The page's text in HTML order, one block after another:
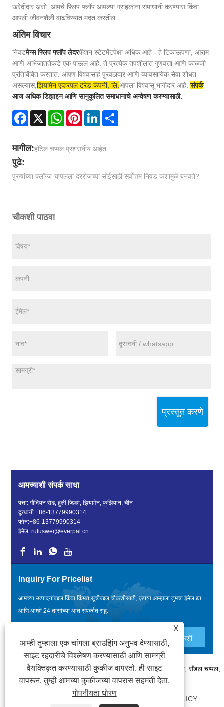
खरेदीदार असो, आमचे फ्लिप फ्लॉप आपल्या ग्राहकांना समाधानी करण्यास किंवा
आपली जीवनशैली वाढविण्यात मदत करतील.
अंतिम विचार
निवडमेन्स फ्लिप फ्लॉप लेदरफॅशन स्टेटमेंटपेक्षा अधिक आहे - हे टिकाऊपणा, आराम
आणि अभिजाततेकडे एक पाऊल आहे. ते प्रत्येक तपशीलात गुणवत्ता आणि काळजी
प्रतिबिंबित करतात. आपण विश्वासार्ह पुरवठादार आणि व्यावसायिक सेवा शोधत
असल्यास,झियामेन एव्हरपल ट्रेड कंपनी, लि.आपला विश्वासू भागीदार आहे.संपर्क
आज अधिक डिझाइन आणि सानुकूलित समाधानाचे अन्वेषण करण्यासाठी.
Facebook
X WhatsAppPinterestLinkedIn
मागील:हॉटेल चप्पल प्रशंसनीय आहेत
पुढे:
पुरुषांच्या क्लॉग्ज चप्पलला दररोजच्या सोईसाठी सर्वोत्तम निवड कशामुळे बनवते?
चौकशी पाठवा
प्रस्तुत करणे
आमच्याशी संपर्क साधा
पत्ता: गौदियन रोड, हुली जिल्हा, झियामेन, फुझियान, चीन
दूरध्वनी:+86-13779990314
फोन:+86-13779990314
ईमेल:rufuswei@everpal.cn
Inquiry For Pricelist
आमच्या उत्पादनांबद्दल किंवा किंमत सूचीबद्दल चौकशीसाठी, कृपया आम्हाला तुमचा ईमेल द्या
आणि आम्ही 24 तासांच्या आत संपर्कात राहू.
कॉपीराइट © 2022 झियामेन एव्हरपल ट्रेड कंपनी, लिमिटेड - फ्लिप फ्लॉप, सँडल चप्पल,
स्लाइड्स चप्पल - सर्व हक्क राखीव आहेत.
SITEMAP|RSS|XML PRIVACY POLICY
X
आम्ही तुम्हाला एक चांगला ब्राउझिंग अनुभव देण्यासाठी,
साइट रहदारीचे विश्लेषण करण्यासाठी आणि सामग्री
वैयक्तिकृत करण्यासाठी कुकीज वापरतो. ही साइट
वापरून, तुम्ही आमच्या कुकीजच्या वापरास सहमती देता.
गोपनीयता धोरण